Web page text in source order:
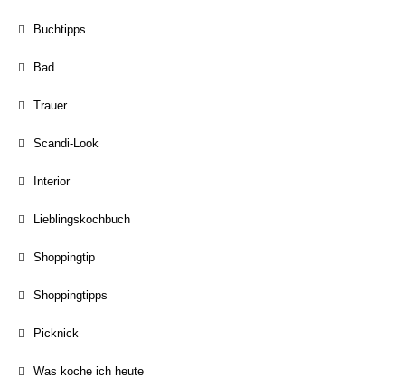
Buchtipps
Bad
Trauer
Scandi-Look
Interior
Lieblingskochbuch
Shoppingtip
Shoppingtipps
Picknick
Was koche ich heute